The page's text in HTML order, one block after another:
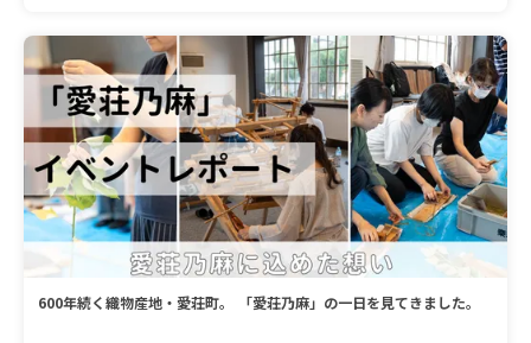
600年続く織物産地・愛荘町。 「愛荘乃麻」の一日を見てきました。